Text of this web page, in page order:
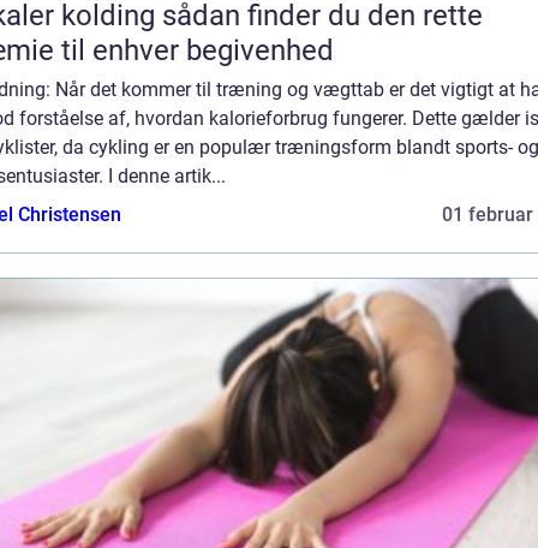
sådan finder du den rette
til enhver begivenhed
Når det kommer til træning og vægttab er det vigtigt at
forståelse af, hvordan kalorieforbrug fungerer. Dette gælder
da cykling er en populær træningsform blandt sports- og
I denne artik...
Christensen
01 februar